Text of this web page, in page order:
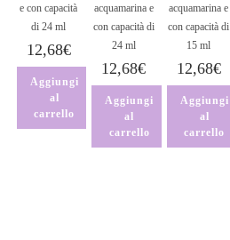
e con capacità
di 24 ml
12,68€
Aggiungi
al
carrello
acquamarina e
con capacità di
24 ml
12,68€
Aggiungi
al
carrello
acquamarina e
con capacità di
15 ml
12,68€
Aggiungi
al
carrello